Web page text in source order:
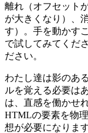
離れ（オフセット
が大きくなり）、
す）。手を動かす
で試してみてくだ
ださい。
わたし達は影のあ
ルを覚える必要は
は、 直感を働かせ
HTMLの要素を物
想が必要になります